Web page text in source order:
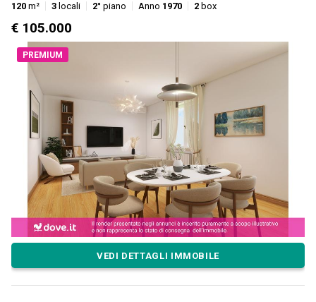
120 m² 3 locali 2° piano Anno 1970 2 box
€ 105.000
PREMIUM
VEDI DETTAGLI IMMOBILE